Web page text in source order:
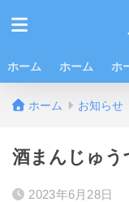
ホーム ホーム ホ
ホーム お知らせ
酒まんじゅう
2023年6月28日